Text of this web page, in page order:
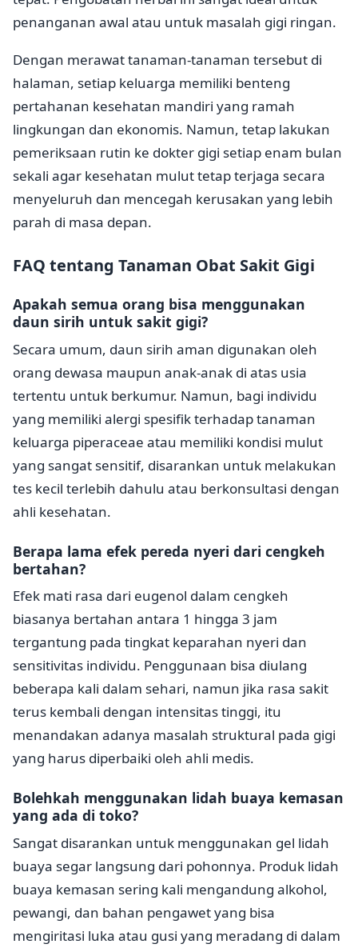
penanganan awal atau untuk masalah gigi ringan.
Dengan merawat tanaman-tanaman tersebut di
halaman, setiap keluarga memiliki benteng
pertahanan kesehatan mandiri yang ramah
lingkungan dan ekonomis. Namun, tetap lakukan
pemeriksaan rutin ke dokter gigi setiap enam bulan
sekali agar kesehatan mulut tetap terjaga secara
menyeluruh dan mencegah kerusakan yang lebih
parah di masa depan.
FAQ tentang Tanaman Obat Sakit Gigi
Apakah semua orang bisa menggunakan
daun sirih untuk sakit gigi?
Secara umum, daun sirih aman digunakan oleh
orang dewasa maupun anak-anak di atas usia
tertentu untuk berkumur. Namun, bagi individu
yang memiliki alergi spesifik terhadap tanaman
keluarga piperaceae atau memiliki kondisi mulut
yang sangat sensitif, disarankan untuk melakukan
tes kecil terlebih dahulu atau berkonsultasi dengan
ahli kesehatan.
Berapa lama efek pereda nyeri dari cengkeh
bertahan?
Efek mati rasa dari eugenol dalam cengkeh
biasanya bertahan antara 1 hingga 3 jam
tergantung pada tingkat keparahan nyeri dan
sensitivitas individu. Penggunaan bisa diulang
beberapa kali dalam sehari, namun jika rasa sakit
terus kembali dengan intensitas tinggi, itu
menandakan adanya masalah struktural pada gigi
yang harus diperbaiki oleh ahli medis.
Bolehkah menggunakan lidah buaya kemasan
yang ada di toko?
Sangat disarankan untuk menggunakan gel lidah
buaya segar langsung dari pohonnya. Produk lidah
buaya kemasan sering kali mengandung alkohol,
pewangi, dan bahan pengawet yang bisa
mengiritasi luka atau gusi yang meradang di dalam